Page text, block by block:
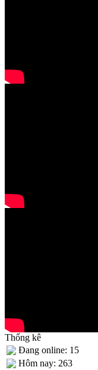
Thống kê
Đang online: 15
Hôm nay: 263